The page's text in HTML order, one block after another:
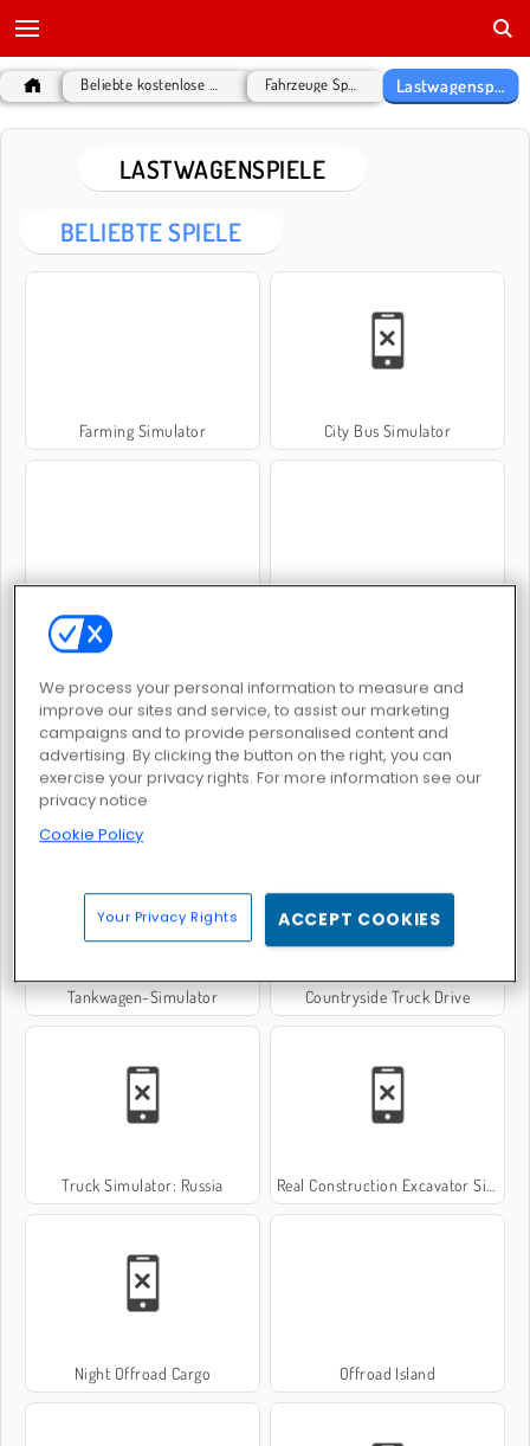
Lastwagenspiele
LASTWAGENSPIELE
BELIEBTE SPIELE
Farming Simulator City Bus Simulator
Müllwagen-Simulator
Mad Truck Challenge Special
Tankwagen-Simulator Countryside Truck Drive
Truck Simulator: Russia Real Construction Excavator Simulator
Night Offroad Cargo Offroad Island
We process your personal information to measure and
improve our sites and service, to assist our marketing
campaigns and to provide personalised content and
advertising. By clicking the button on the right, you can
exercise your privacy rights. For more information see our
privacy notice
Cookie Policy
Your Privacy Rights ACCEPT COOKIES